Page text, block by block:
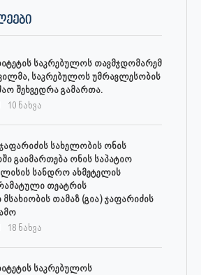
საკრებულოს თავმჯდომარემ
საკრებულოს უმრავლესობის
შეხვედრა გამართა.
10 ნახვა
სახელობის ონის
გაიმართება ონის საპატიო
სანდრო ახმეტელის
თეატრის
თამაზ (გია) ჯაფარიძის
18 ნახვა
საკრებულოს